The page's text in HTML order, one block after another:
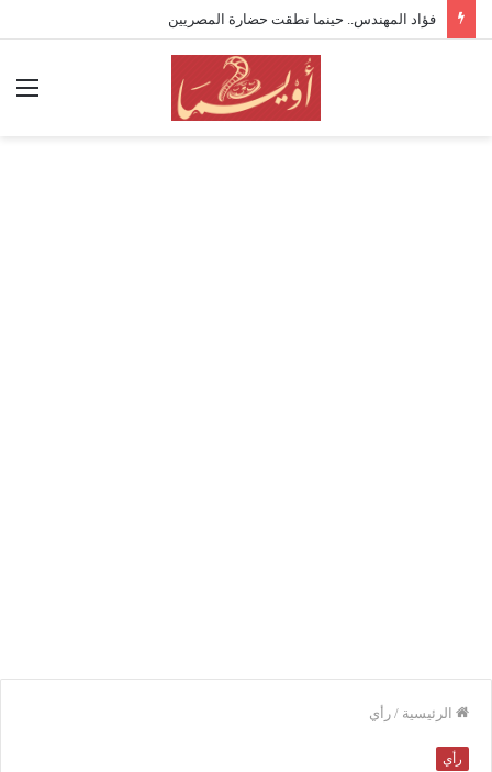
فؤاد المهندس.. حينما نطقت حضارة المصريين
الرئيسية / رأي
رأي